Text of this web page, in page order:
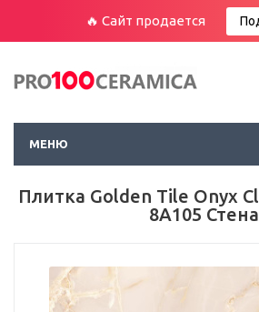
🔥 Сайт продается
МЕНЮ
Плитка Golden Tile Onyx
8А105 Стена